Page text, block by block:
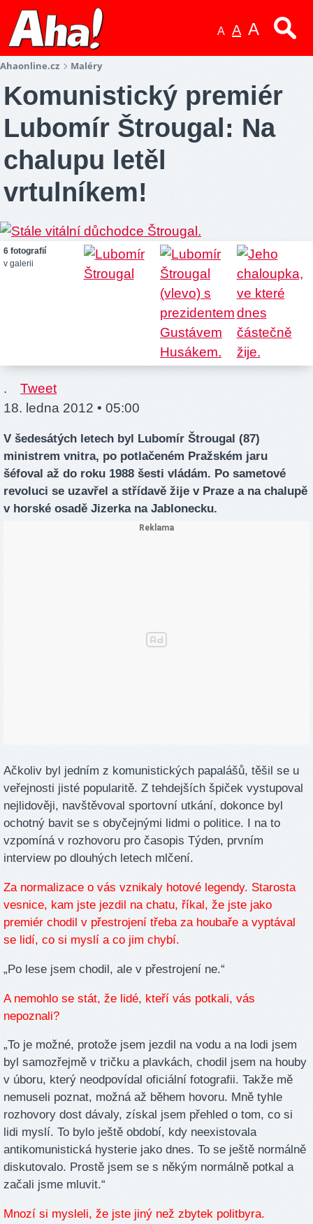
A A A
Ahaonline.cz Maléry
Komunistický premiér
Lubomír Štrougal: Na
chalupu letěl
vrtulníkem!
6 fotografií
v galerii
.
Tweet
18. ledna 2012 • 05:00
V šedesátých letech byl Lubomír Štrougal (87)
ministrem vnitra, po potlačeném Pražském jaru
šéfoval až do roku 1988 šesti vládám. Po sametové
revoluci se uzavřel a střídavě žije v Praze a na chalupě
v horské osadě Jizerka na Jablonecku.
Ačkoliv byl jedním z komunistických papalášů, těšil se u
veřejnosti jisté popularitě. Z tehdejších špiček vystupoval
nejlidověji, navštěvoval sportovní utkání, dokonce byl
ochotný bavit se s obyčejnými lidmi o politice. I na to
vzpomíná v rozhovoru pro časopis Týden, prvním
interview po dlouhých letech mlčení.
Za normalizace o vás vznikaly hotové legendy. Starosta
vesnice, kam jste jezdil na chatu, říkal, že jste jako
premiér chodil v přestrojení třeba za houbaře a vyptával
se lidí, co si myslí a co jim chybí.
„Po lese jsem chodil, ale v přestrojení ne.“
A nemohlo se stát, že lidé, kteří vás potkali, vás
nepoznali?
„To je možné, protože jsem jezdil na vodu a na lodi jsem
byl samozřejmě v tričku a plavkách, chodil jsem na houby
v úboru, který neodpovídal oficiální fotografii. Takže mě
nemuseli poznat, možná až během hovoru. Mně tyhle
rozhovory dost dávaly, získal jsem přehled o tom, co si
lidi myslí. To bylo ještě období, kdy neexistovala
antikomunistická hysterie jako dnes. To se ještě normálně
diskutovalo. Prostě jsem se s někým normálně potkal a
začali jsme mluvit.“
Mnozí si mysleli, že jste jiný než zbytek politbyra.